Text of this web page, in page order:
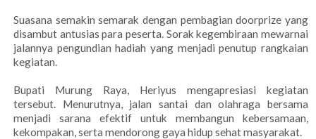
Suasana semakin semarak dengan pembagian doorprize yang
disambut antusias para peserta. Sorak kegembiraan mewarnai
jalannya pengundian hadiah yang menjadi penutup rangkaian
kegiatan.
Bupati Murung Raya, Heriyus mengapresiasi kegiatan
tersebut. Menurutnya, jalan santai dan olahraga bersama
menjadi sarana efektif untuk membangun kebersamaan,
kekompakan, serta mendorong gaya hidup sehat masyarakat.